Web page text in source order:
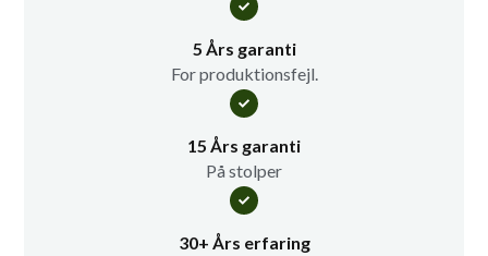
5 Års garanti
For produktionsfejl.
15 Års garanti
På stolper
30+ Års erfaring